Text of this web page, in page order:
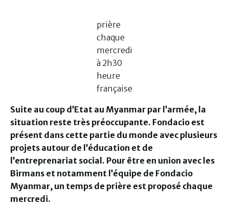
prière
chaque
mercredi
à 2h30
heure
française
Suite au coup d’Etat au Myanmar par l’armée, la
situation reste très préoccupante. Fondacio est
présent dans cette partie du monde avec plusieurs
projets autour de l’éducation et de
l’entreprenariat social. Pour être en union avec les
Birmans et notamment l’équipe de Fondacio
Myanmar, un temps de prière est proposé chaque
mercredi.